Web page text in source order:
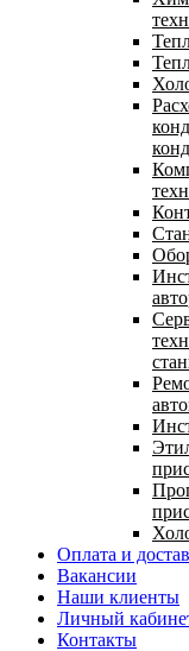
Оплата и
Вакансии
Наши клиенты
Личный
Контакты